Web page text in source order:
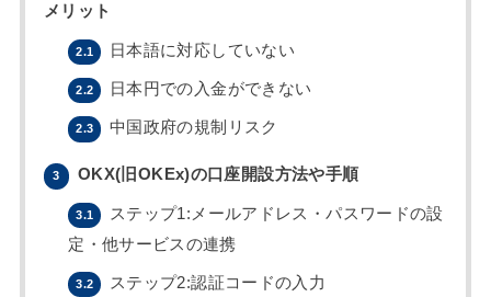
メリット
2.1 日本語に対応していない
2.2 日本円での入金ができない
2.3 中国政府の規制リスク
3 OKX(旧OKEx)の口座開設方法や手順
3.1
ステップ1:メールアドレス・パスワードの設
定・他サービスの連携
3.2 ステップ2:認証コードの入力